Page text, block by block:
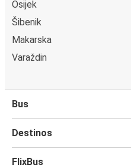
Osijek
Šibenik
Makarska
Varaždin
Bus
Destinos
FlixBus